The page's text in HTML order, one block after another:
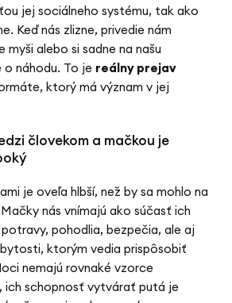
jej sociálneho systému, tak ako
Keď nás zlizne, privedie nám
alebo si sadne na našu
o náhodu. To je reálny prejav
ktorý má význam v jej
človekom a mačkou je
je oveľa hlbší, než by sa mohlo na
nás vnímajú ako súčasť ich
pohodlia, bezpečia, ale aj
ktorým vedia prispôsobiť
nemajú rovnaké vzorce
ich schopnosť vytvárať putá je